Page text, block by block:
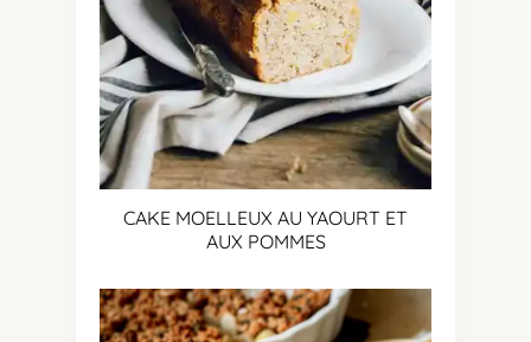
CAKE MOELLEUX AU YAOURT ET
AUX POMMES